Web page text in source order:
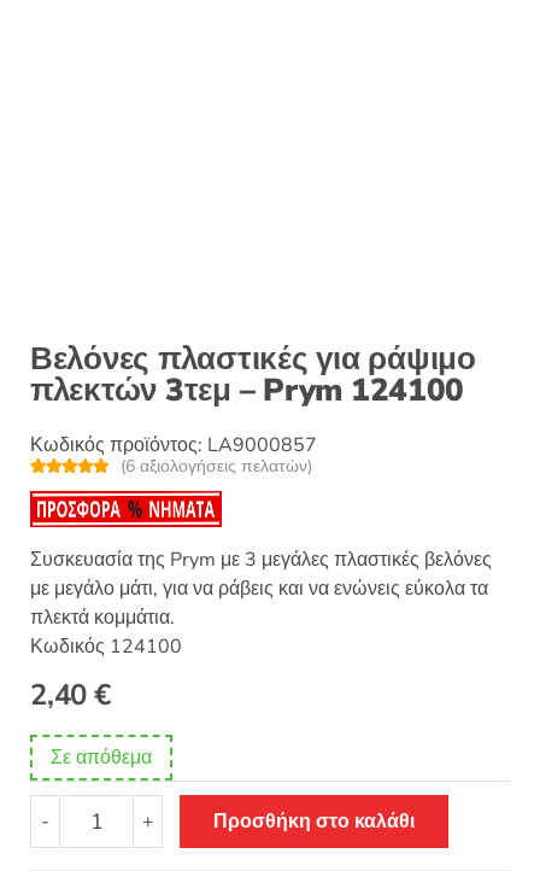
Βελόνες πλαστικές για ράψιμο
πλεκτών 3τεμ – Prym 124100
Κωδικός προϊόντος: LA9000857
Βαθμολογή
θηκε με5.00
από 5 με
βάση
6
πελάτη
(6 αξιολογήσεις πελατών)
Συσκευασία της Prym με 3 μεγάλες πλαστικές βελόνες
με μεγάλο μάτι, για να ράβεις και να ενώνεις εύκολα τα
πλεκτά κομμάτια.
Κωδικός 124100
2,40€
Σε απόθεμα
-
Βελόνες
πλαστικές+ Προσθήκη στο καλάθι